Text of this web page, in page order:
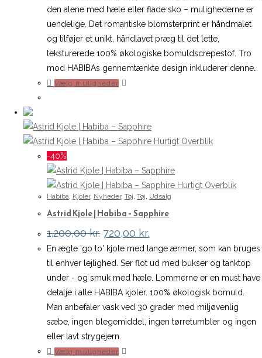
den alene med hæle eller flade sko – mulighederne er
uendelige. Det romantiske blomsterprint er håndmalet
og tilføjer et unikt, håndlavet præg til det lette,
teksturerede 100% økologiske bomuldscrepestof. Tro
mod HABIBAs gennemtænkte design inkluderer denne…
Vælg muligheder
flere
varianter.
kan
vælges
på
varesiden
Hurtigt Overblik
-40%
Hurtigt Overblik
Habiba, Kjoler, Nyheder, Tøj, Tøj, Udsalg
Astrid Kjole | Habiba – Sapphire
1.200,00kr. Den
oprindelige
pris
var:
1.200,00 kr..
720,00 kr.
aktuelle
pris
er:
720,00 kr..
En ægte 'go to' kjole med lange ærmer, som kan bruges
til enhver lejlighed. Ser flot ud med bukser og tanktop
under - og smuk med hæle. Lommerne er en must have
detalje i alle HABIBA kjoler. 100% økologisk bomuld.
Man anbefaler vask ved 30 grader med miljøvenlig
sæbe, ingen blegemiddel, ingen tørretumbler og ingen
eller lavt strygejern.
Vælg muligheder